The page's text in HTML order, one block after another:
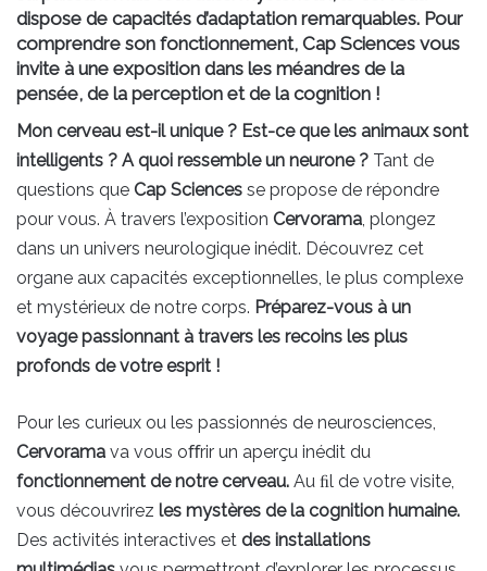
dispose de capacités d’adaptation remarquables. Pour
comprendre son fonctionnement, Cap Sciences vous
invite à une exposition dans les méandres de la
pensée, de la perception et de la cognition !
Mon cerveau est-il unique ? Est-ce que les animaux sont
intelligents ? A quoi ressemble un neurone ? Tant de
questions que Cap Sciences se propose de répondre
pour vous. À travers l’exposition Cervorama, plongez
dans un univers neurologique inédit. Découvrez cet
organe aux capacités exceptionnelles, le plus complexe
et mystérieux de notre corps. Préparez-vous à un
voyage passionnant à travers les recoins les plus
profonds de votre esprit !
Pour les curieux ou les passionnés de neurosciences,
Cervorama va vous oﬀrir un aperçu inédit du
fonctionnement de notre cerveau. Au ﬁl de votre visite,
vous découvrirez les mystères de la cognition humaine.
Des activités interactives et des installations